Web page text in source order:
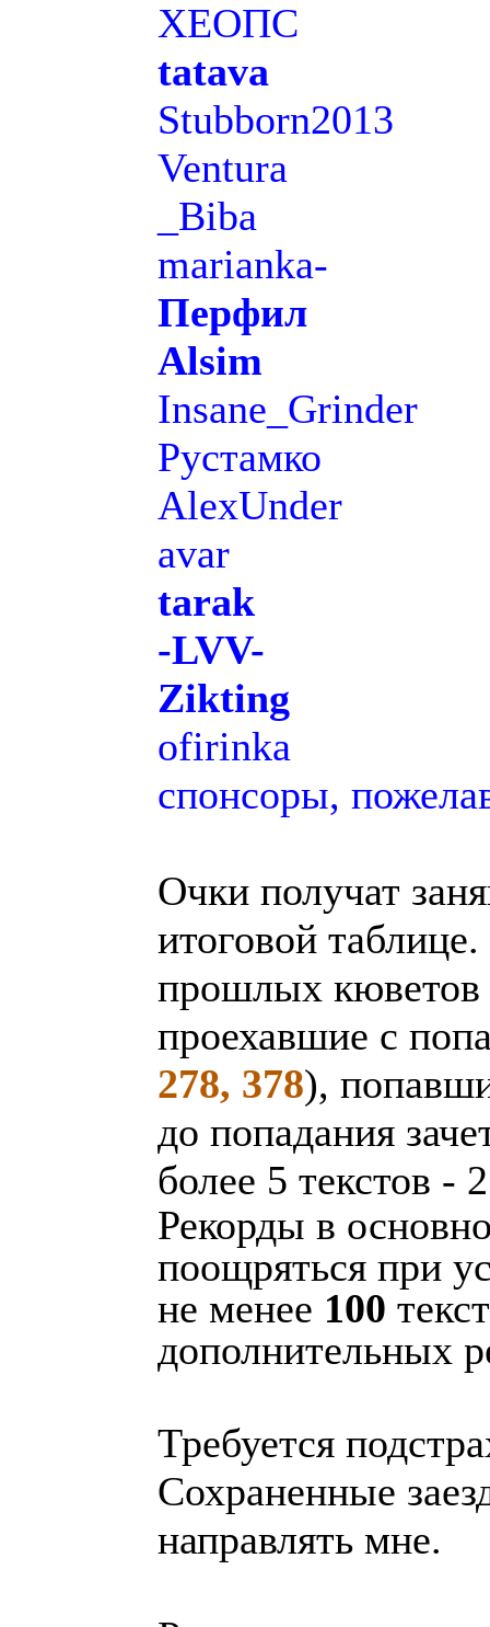
ХЕОПС
tatava
Stubborn2013
Ventura
_Biba
marianka-
Перфил
Alsim
Insane_Grinder
Рустамко
AlexUnder
avar
tarak
-LVV-
Zikting
ofirinka
спонсоры,
Очки получат
итоговой
прошлых кюветов
проехавшие с
278, 378),
до попадания
более 5 текстов -
Рекорды в
поощряться при
не менее 100
дополнительных
Требуется
Сохраненные
направлять мне.